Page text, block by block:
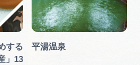
する
」13
平湯温泉